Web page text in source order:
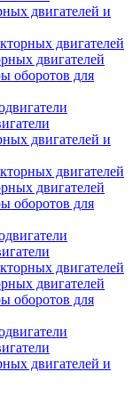
двигателей и
двигателей
двигателей
оборотов для
двигателей и
двигателей
двигателей
оборотов для
двигателей
двигателей
оборотов для
двигателей и